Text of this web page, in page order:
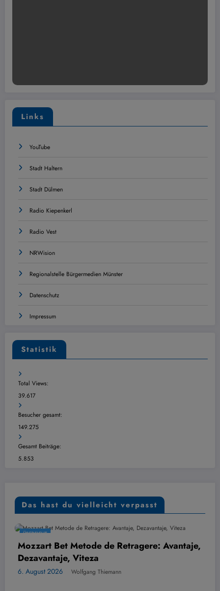
Links
YouTube
Stadt Haltern
Stadt Dülmen
Radio Kiepenkerl
Radio Vest
NRWision
Regionalstelle Bürgermedien Münster
Datenschutz
Impressum
Statistik
Total Views:
39.617
Besucher gesamt:
149.275
Gesamt Beiträge:
5.853
Das hast du vielleicht verpasst
Metode de Retragere: Avantaje,
Viteza
Wolfgang Thiemann
Hvordan